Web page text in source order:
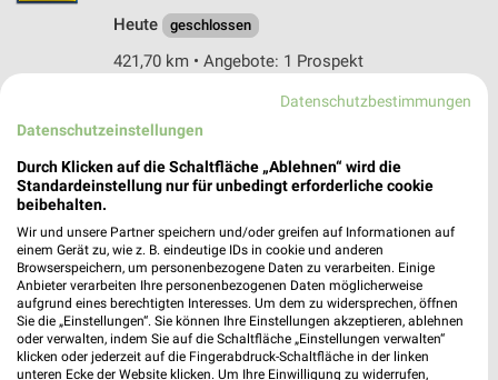
Heute
geschlossen
421,70 km • Angebote: 1 Prospekt
Angebote-Kalender für EDEKA in Bad
Camberg und Umgebung
Aug.
03Mo 04Di 05 Mi 06 Do 07Fr
Datenschutzbestimmungen
Datenschutzeinstellungen
Durch Klicken auf die Schaltfläche „Ablehnen“ wird die
Standardeinstellung nur für unbedingt erforderliche cookie
beibehalten.
Wir und unsere Partner speichern und/oder greifen auf Informationen auf
einem Gerät zu, wie z. B. eindeutige IDs in cookie und anderen
Browserspeichern, um personenbezogene Daten zu verarbeiten. Einige
Anbieter verarbeiten Ihre personenbezogenen Daten möglicherweise
aufgrund eines berechtigten Interesses. Um dem zu widersprechen, öffnen
Sie die „Einstellungen“. Sie können Ihre Einstellungen akzeptieren, ablehnen
oder verwalten, indem Sie auf die Schaltfläche „Einstellungen verwalten“
klicken oder jederzeit auf die Fingerabdruck-Schaltfläche in der linken
unteren Ecke der Website klicken. Um Ihre Einwilligung zu widerrufen,